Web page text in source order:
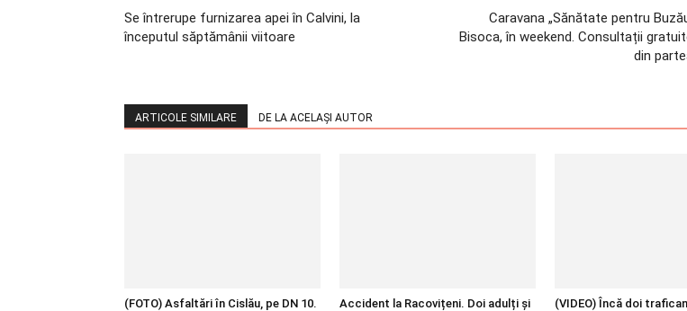
Se întrerupe furnizarea apei în Calvini, la
începutul săptămânii viitoare
Caravana „Sănătate pentru
Bisoca, în weekend. Consultații
din
ARTICOLE SIMILARE DE LA ACELAȘI AUTOR
(FOTO) Asfaltări în Cislău, pe DN 10.
Accident la Racovițeni. Doi adulți și
(VIDEO) Încă doi